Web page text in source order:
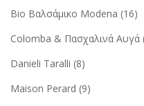
Bio Βαλσάμικο Modena (16)
Colomba & Πασχαλινά Αυγά
Danieli Taralli (8)
Maison Perard (9)